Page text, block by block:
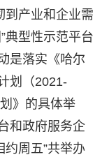
到产业和企业需
典型性示范平台
是落实《哈尔
划（2021-
》的具体举
和政府服务企
约周五”共举办